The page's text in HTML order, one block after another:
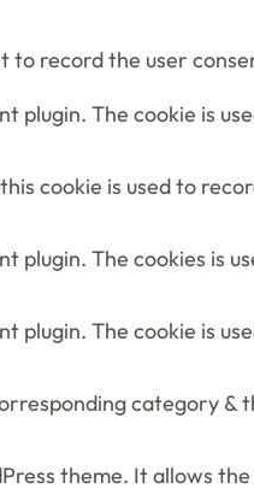
to record the user
plugin. The cookie is
cookie is used to
plugin. The cookies
plugin. The cookie is
category &
theme. It allows